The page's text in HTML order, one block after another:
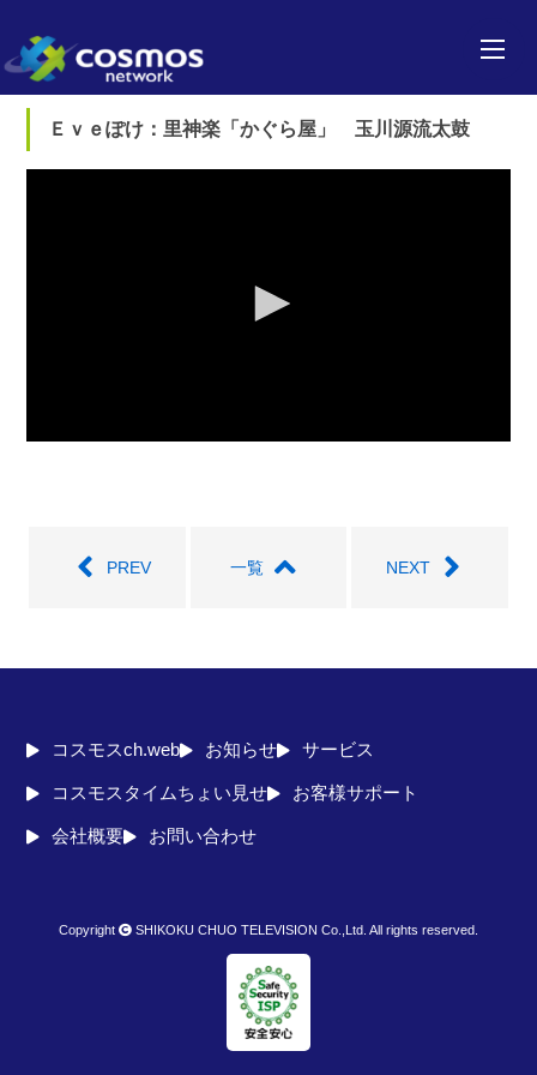
Ｅｖｅぽけ：里神楽「かぐら屋」 玉川源流太鼓
PREV 一覧 NEXT
コスモスch.web お知らせ サービス
コスモスタイムちょい見せ お客様サポート
会社概要 お問い合わせ
Copyright SHIKOKU CHUO TELEVISION Co.,Ltd. All rights reserved.